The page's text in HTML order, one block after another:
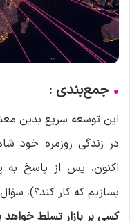
•جمع‌بندی :
این توسعه سریع بدین
در زندگی روزمره خود
اکنون، پس از پاسخ به
بسازیم که کار کند؟)،
کسی بر بازار تسلط